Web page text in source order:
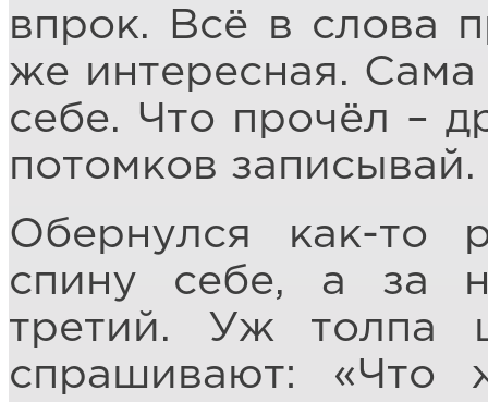
впрок. Всё в слова
же интересная. Сама
себе. Что прочёл –
потомков записывай.
Обернулся как-то
спину себе, а за
третий. Уж толпа
спрашивают: «Что